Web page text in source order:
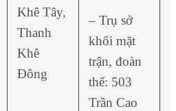
Khê Tây,
Thanh
Khê
Đông
– Trụ sở
khối mặt
trận, đoàn
thể: 503
Trần Cao